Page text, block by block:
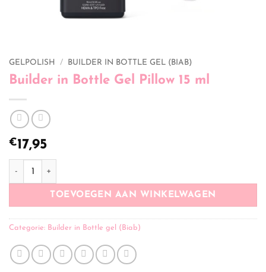
GELPOLISH / BUILDER IN BOTTLE GEL (BIAB)
Builder in Bottle Gel Pillow 15 ml
€17,95
Builder in Bottle Gel Pillow 15 ml aantal
TOEVOEGEN AAN WINKELWAGEN
Categorie: Builder in Bottle gel (Biab)